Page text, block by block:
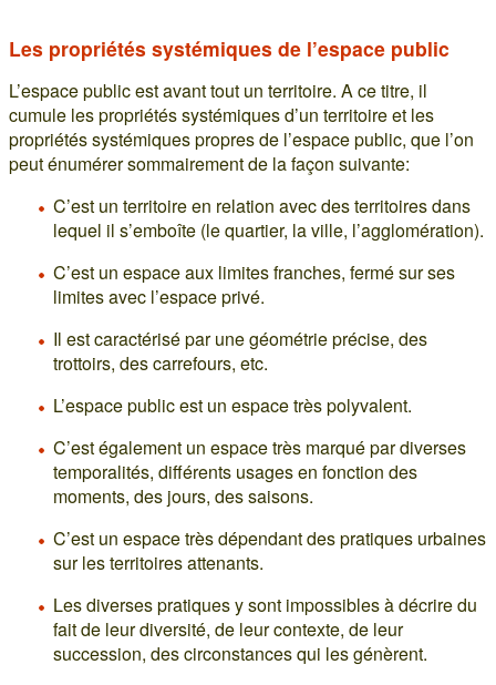
Les propriétés systémiques de l’espace public
L’espace public est avant tout un territoire. A ce titre, il
cumule les propriétés systémiques d’un territoire et les
propriétés systémiques propres de l’espace public, que l’on
peut énumérer sommairement de la façon suivante:
C’est un territoire en relation avec des territoires dans
lequel il s’emboîte (le quartier, la ville, l’agglomération).
C’est un espace aux limites franches, fermé sur ses
limites avec l’espace privé.
Il est caractérisé par une géométrie précise, des
trottoirs, des carrefours, etc.
L’espace public est un espace très polyvalent.
C’est également un espace très marqué par diverses
temporalités, différents usages en fonction des
moments, des jours, des saisons.
C’est un espace très dépendant des pratiques urbaines
sur les territoires attenants.
Les diverses pratiques y sont impossibles à décrire du
fait de leur diversité, de leur contexte, de leur
succession, des circonstances qui les génèrent.